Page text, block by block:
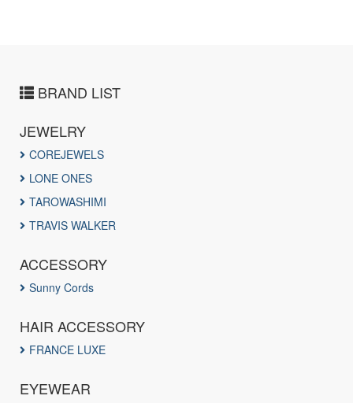
BRAND LIST
JEWELRY
COREJEWELS
LONE ONES
TAROWASHIMI
TRAVIS WALKER
ACCESSORY
Sunny Cords
HAIR ACCESSORY
FRANCE LUXE
EYEWEAR